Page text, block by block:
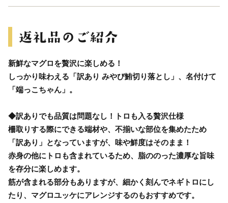
新鮮なマグロを贅沢に楽しめる！
しっかり味わえる「訳あり みやび鮪切り落とし」、名付けて
「端っこちゃん」。
◆訳ありでも品質は問題なし！トロも入る贅沢仕様
柵取りする際にできる端材や、不揃いな部位を集めたため
「訳あり」となっていますが、味や鮮度はそのまま！
赤身の他にトロも含まれているため、脂ののった濃厚な旨味
を存分に楽しめます。
筋が含まれる部分もありますが、細かく刻んでネギトロにし
たり、マグロユッケにアレンジするのもおすすめです。